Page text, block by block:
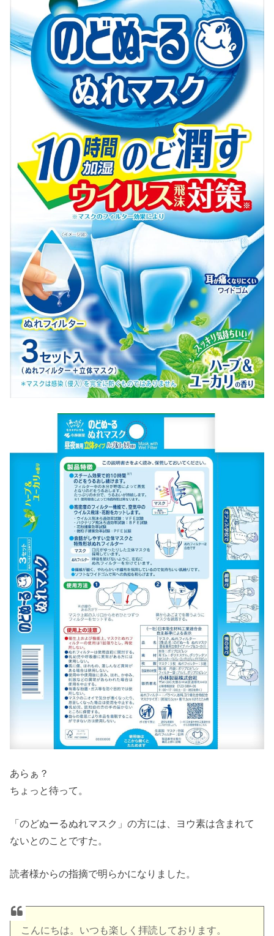
あらぁ？
ちょっと待って。
「のどぬーるぬれマスク」の方には、ヨウ素は含まれて
ないとのことですた。
読者様からの指摘で明らかになりました。
こんにちは。いつも楽しく拝読しております。